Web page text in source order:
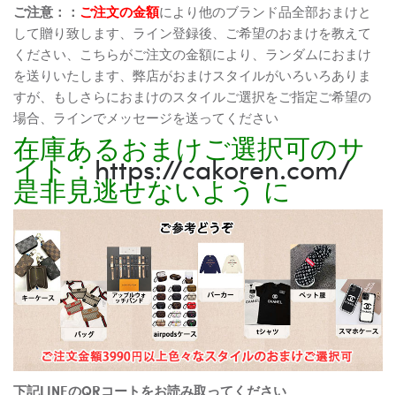
ご注意：： ご注文の金額により他のブランド品全部おまけと
して贈り致します、ライン登録後、ご希望のおまけを教えて
ください、こちらがご注文の金額により、ランダムにおまけ
を送りいたします、弊店がおまけスタイルがいろいろありま
すが、もしさらにおまけのスタイルご選択をご指定ご希望の
場合、ラインでメッセージを送ってください
在庫あるおまけご選択可のサ
イト：https://cakoren.com/
是非見逃せないよう に
下記LINEのQRコートをお読み取ってください